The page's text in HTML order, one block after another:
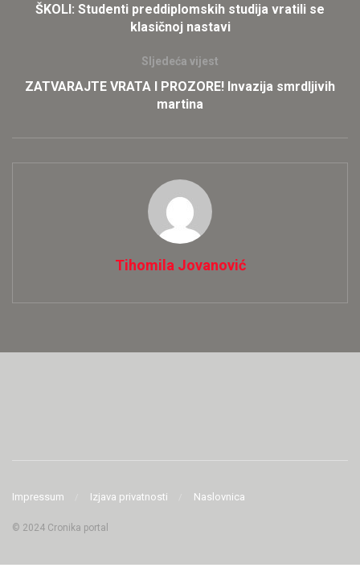
ŠKOLI: Studenti preddiplomskih studija vratili se
klasičnoj nastavi
Sljedeća vijest
ZATVARAJTE VRATA I PROZORE! Invazija smrdljivih
martina
Tihomila Jovanović
Impressum Izjava privatnosti Naslovnica
© 2024 Cronika portal